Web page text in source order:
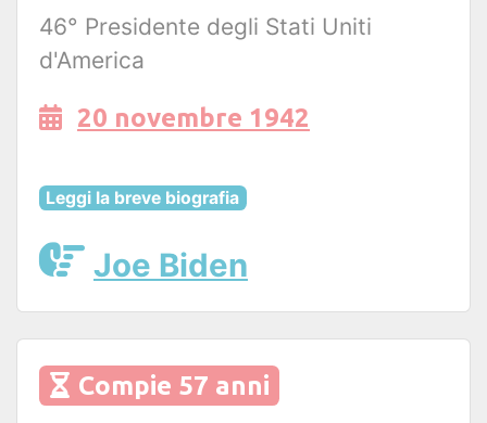
46° Presidente degli Stati Uniti
d'America
20 novembre 1942
Leggi la breve biografia
Joe Biden
Compie 57 anni